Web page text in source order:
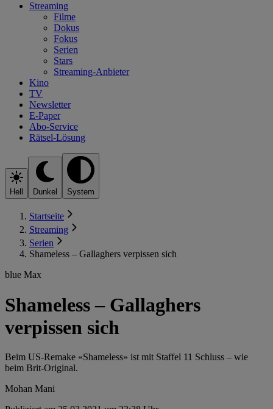
Streaming
Filme
Dokus
Fokus
Serien
Stars
Streaming-Anbieter
Kino
TV
Newsletter
E-Paper
Abo-Service
Rätsel-Lösung
Hell Dunkel System
Startseite
Streaming
Serien
Shameless – Gallaghers verpissen sich
blue Max
Shameless – Gallaghers
verpissen sich
Beim US-Remake «Shameless» ist mit Staffel 11 Schluss – wie
beim Brit-Original.
Mohan Mani